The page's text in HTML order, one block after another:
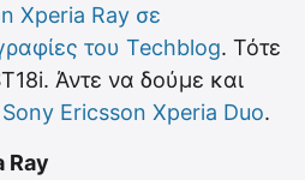
Xperia Ray σε
του Techblog. Τότε
Άντε να δούμε και
Ericsson Xperia Duo.
Ray